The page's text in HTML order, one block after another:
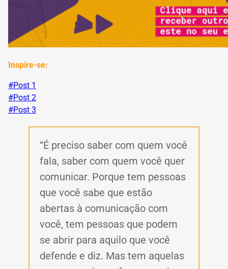
Inspire-se:
#Post 1
#Post 2
#Post 3
“É preciso saber com quem você
fala, saber com quem você quer
comunicar. Porque tem pessoas
que você sabe que estão
abertas à comunicação com
você, tem pessoas que podem
se abrir para aquilo que você
defende e diz. Mas tem aquelas